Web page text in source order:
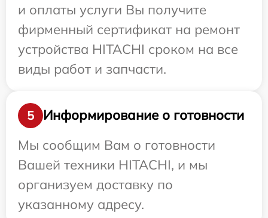
и оплаты услуги Вы получите
фирменный сертификат на ремонт
устройства HITACHI сроком на все
виды работ и запчасти.
5
Информирование о готовности
Мы сообщим Вам о готовности
Вашей техники HITACHI, и мы
организуем доставку по
указанному адресу.